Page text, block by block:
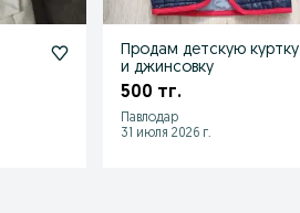
Продам детскую куртку
и джинсовку
500 тг.
Павлодар
31 июля 2026 г.